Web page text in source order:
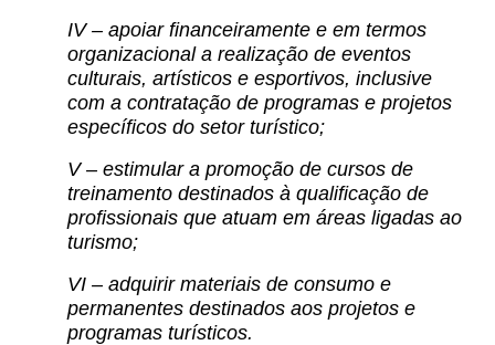
IV – apoiar financeiramente e em termos
organizacional a realização de eventos
culturais, artísticos e esportivos, inclusive
com a contratação de programas e projetos
específicos do setor turístico;
V – estimular a promoção de cursos de
treinamento destinados à qualificação de
profissionais que atuam em áreas ligadas ao
turismo;
VI – adquirir materiais de consumo e
permanentes destinados aos projetos e
programas turísticos.